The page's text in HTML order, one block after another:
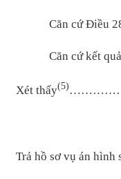
Căn cứ Điều 280
Căn cứ kết quả
Xét thấy(5)
Trả hồ sơ vụ án hình